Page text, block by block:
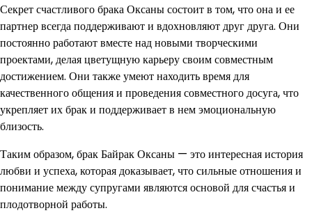
Секрет счастливого брака Оксаны состоит в том, что она и ее
партнер всегда поддерживают и вдохновляют друг друга. Они
постоянно работают вместе над новыми творческими
проектами, делая цветущную карьеру своим совместным
достижением. Они также умеют находить время для
качественного общения и проведения совместного досуга, что
укрепляет их брак и поддерживает в нем эмоциональную
близость.
Таким образом, брак Байрак Оксаны — это интересная история
любви и успеха, которая доказывает, что сильные отношения и
понимание между супругами являются основой для счастья и
плодотворной работы.